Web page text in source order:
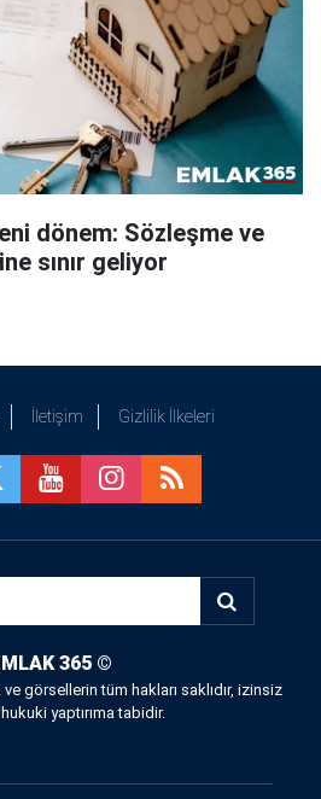
dönem: Sözleşme ve
sınır geliyor
İletişim Gizlilik İlkeleri
365 ©
görsellerin tüm hakları saklıdır, izinsiz
hukuki yaptırıma tabidir.